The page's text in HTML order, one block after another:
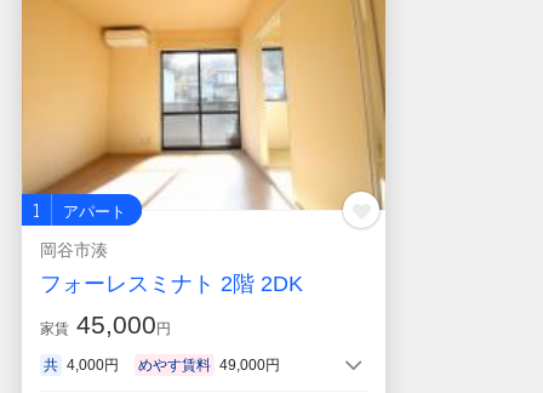
1 アパート
岡谷市湊
フォーレスミナト 2階 2DK
家賃 45,000 円
共 4,000円 めやす賃料 49,000円